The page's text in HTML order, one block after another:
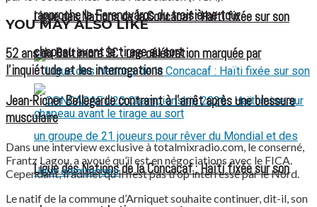
rapproche le Ferencváros du troisième tour
Ligue des Nations de la Concacaf : Haïti fixée sur son
Ligue des Nations de la Concacaf : Haïti fixée sur son
chapeau avant le tirage au sort
YOU MAY ALSO LIKE
52 ans du Baltimore SC : une célébration marquée par
l’inquiétude et les interrogations
Jean-Ricner Bellegarde contraint à l’arrêt après une blessure
musculaire
Dans une interview exclusive à totalmixradio.com, le conserné,
Frantz Lagou, a avoué qu’il est en négociations avec le FICA.
Cependant, il admet qu’il n’est pas trop interressé par le Nord.
Le natif de la commune d’Arniquet souhaite continuer, dit-il, son